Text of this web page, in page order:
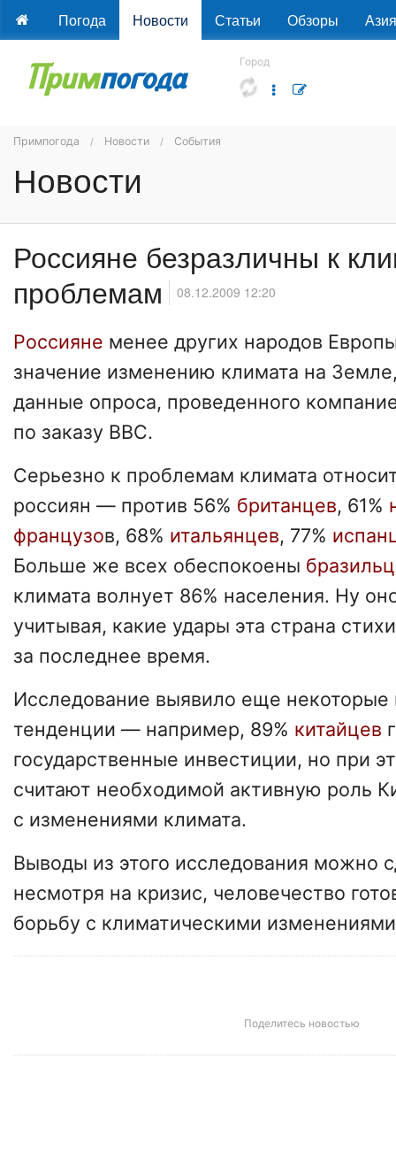
Погода Новости Статьи Обзоры Азия
Город
Примпогода Новости События
Новости
Россияне безразличны к
проблемам
08.12.2009 12:20
Россияне менее других народов
значение изменению климата на
данные опроса, проведенного
по заказу BBC.
Серьезно к проблемам климата
россиян — против 56% британцев, 61%
французов, 68% итальянцев, 77%
Больше же всех обеспокоены
климата волнует 86% населения. Ну
учитывая, какие удары эта страна
за последнее время.
Исследование выявило еще некоторые
тенденции — например, 89% китайцев
государственные инвестиции, но при
считают необходимой активную роль
с изменениями климата.
Выводы из этого исследования можно
несмотря на кризис, человечество
борьбу с климатическими
Поделитесь новостью